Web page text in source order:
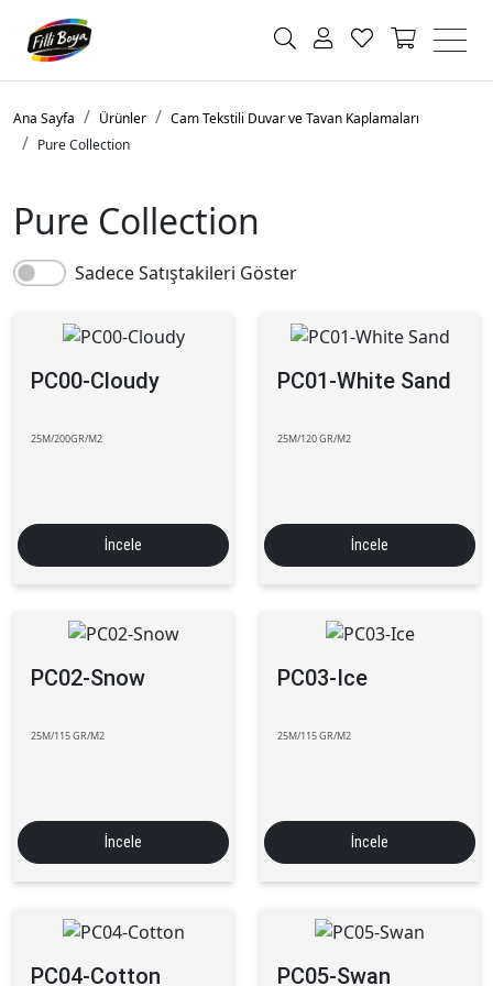
Ana Sayfa Ürünler
Cam Tekstili Duvar ve Tavan Kaplamaları
Pure Collection
Pure Collection
Sadece Satıştakileri Göster
PC00-Cloudy
25M/200GR/M2
İncele
PC01-White Sand
25M/120 GR/M2
İncele
PC02-Snow
25M/115 GR/M2
İncele
PC03-Ice
25M/115 GR/M2
İncele
PC04-Cotton PC05-Swan